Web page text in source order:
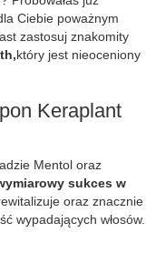
Ciebie poważnym
zastosuj znakomity
który jest nieoceniony
Keraplant
Mentol oraz
sukces w
oraz znacznie
wypadających włosów.